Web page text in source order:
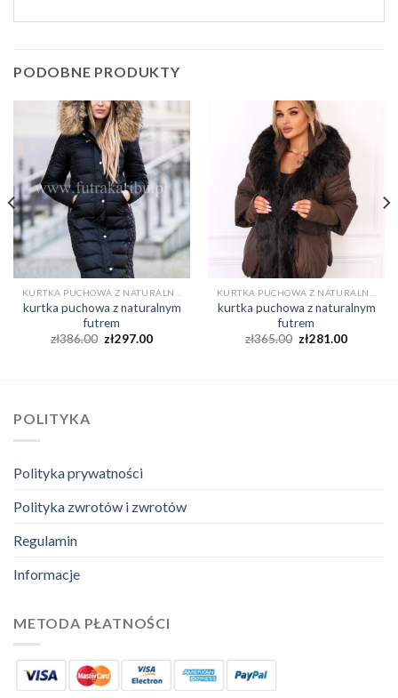
PODOBNE PRODUKTY
kurtka puchowa z naturalnym
futrem
zł386.00 zł297.00
kurtka puchowa z naturalnym
futrem
zł365.00 zł281.00
POLITYKA
Polityka prywatności
Polityka zwrotów i zwrotów
Regulamin
Informacje
METODA PŁATNOŚCI